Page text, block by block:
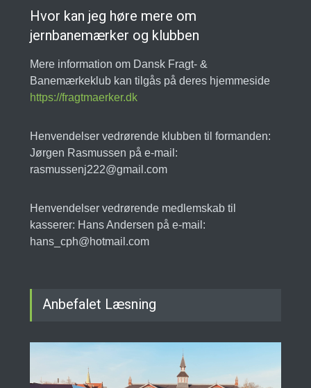
Hvor kan jeg høre mere om
jernbanemærker og klubben
Mere information om Dansk Fragt- &
Banemærkeklub kan tilgås på deres hjemmeside
https://fragtmaerker.dk
Henvendelser vedrørende klubben til formanden:
Jørgen Rasmussen på e-mail:
rasmussenj222@gmail.com
Henvendelser vedrørende medlemskab til
kasserer: Hans Andersen på e-mail:
hans_cph@hotmail.com
Anbefalet Læsning